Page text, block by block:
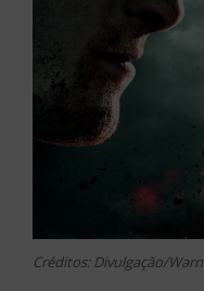
Créditos: Divulgação/